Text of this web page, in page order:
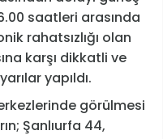
saatleri arasında
rahatsızlığı olan
karşı dikkatli ve
yapıldı.
görülmesi
Şanlıurfa 44,